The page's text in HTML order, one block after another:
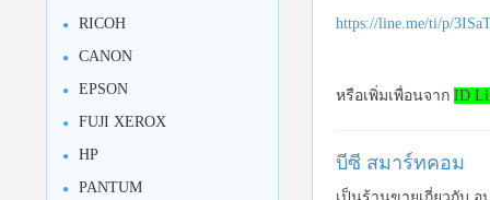
https://line.me/ti/p/
หรือเพิ่มเพื่อนจาก ID
บีซี สมาร์ทคอม
RICOH
CANON
EPSON
FUJI XEROX
HP
PANTUM